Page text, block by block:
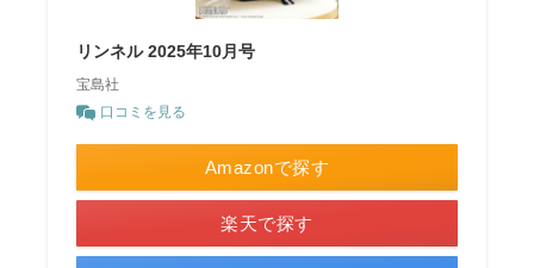
リンネル 2025年10月号
宝島社
口コミを見る
Amazonで探す
楽天で探す